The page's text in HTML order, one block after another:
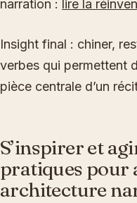
narration : lire la
Insight final : chiner,
verbes qui permettent
pièce centrale d’un
S’inspirer et
pratiques pour
architecture